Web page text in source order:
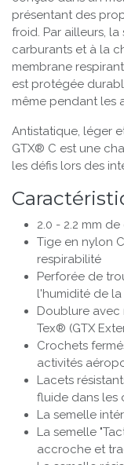
présentant des
froid. Par ailleurs, la
carburants et à la
membrane
est protégée
même pendant les
Antistatique, léger
GTX® C est une
les défis lors des
2.0 - 2.2 mm
Tige en nylon
respirabilité
Perforée de
l'humidité de
Doublure avec
Tex® (GTX
Crochets
activités
Lacets
fluide dans
La semelle
La semelle
accroche et